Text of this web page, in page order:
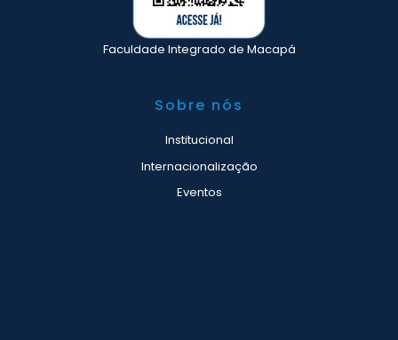
Faculdade Integrado de Macapá
Sobre nós
Institucional
Internacionalização
Eventos